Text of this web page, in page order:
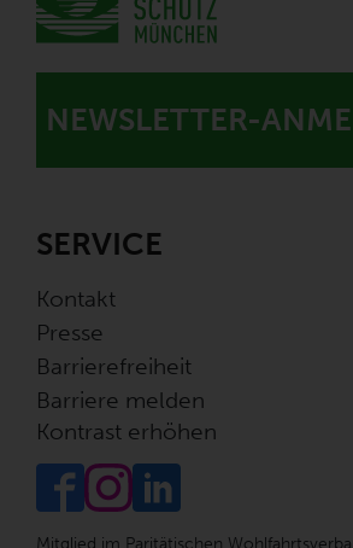
NEWSLETTER-
SERVICE
Kontakt
Presse
Barrierefreiheit
Barriere melden
Kontrast erhöhen
Mitglied im Paritätischen